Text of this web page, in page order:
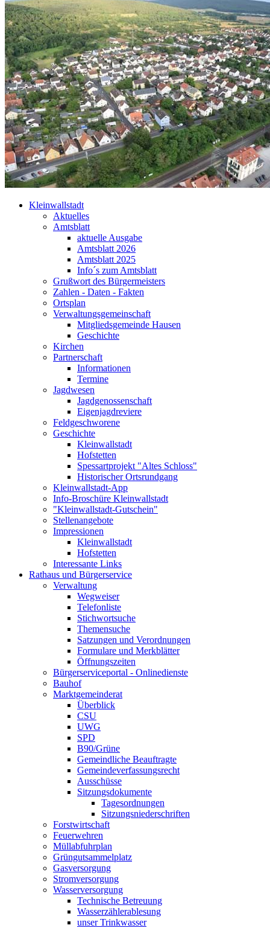
Kleinwallstadt
Aktuelles
Amtsblatt
aktuelle Ausgabe
Amtsblatt 2026
Amtsblatt 2025
Info´s zum Amtsblatt
Grußwort des Bürgermeisters
Zahlen - Daten - Fakten
Ortsplan
Verwaltungsgemeinschaft
Mitgliedsgemeinde Hausen
Geschichte
Kirchen
Partnerschaft
Informationen
Termine
Jagdwesen
Jagdgenossenschaft
Eigenjagdreviere
Feldgeschworene
Geschichte
Kleinwallstadt
Hofstetten
Spessartprojekt "Altes Schloss"
Historischer Ortsrundgang
Kleinwallstadt-App
Info-Broschüre Kleinwallstadt
"Kleinwallstadt-Gutschein"
Stellenangebote
Impressionen
Kleinwallstadt
Hofstetten
Interessante Links
Rathaus und Bürgerservice
Verwaltung
Wegweiser
Telefonliste
Stichwortsuche
Themensuche
Satzungen und Verordnungen
Formulare und Merkblätter
Öffnungszeiten
Bürgerserviceportal - Onlinedienste
Bauhof
Marktgemeinderat
Überblick
CSU
UWG
SPD
B90/Grüne
Gemeindliche Beauftragte
Gemeindeverfassungsrecht
Ausschüsse
Sitzungsdokumente
Tagesordnungen
Sitzungsniederschriften
Forstwirtschaft
Feuerwehren
Müllabfuhrplan
Grüngutsammelplatz
Gasversorgung
Stromversorgung
Wasserversorgung
Technische Betreuung
Wasserzählerablesung
unser Trinkwasser